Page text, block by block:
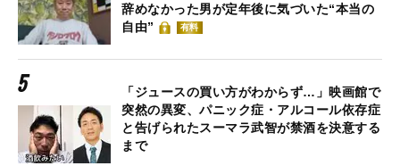
辞めなかった男が定年後に気づいた“本当の
自由”
有料
「ジュースの買い方がわからず…」映画館で
突然の異変、パニック症・アルコール依存症
と告げられたスーマラ武智が禁酒を決意する
まで